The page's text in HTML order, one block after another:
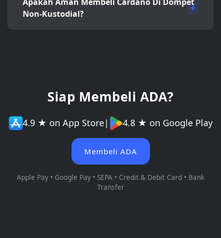
Non-Kustodial?
Siap Membeli ADA?
4.9 ★ on App Store| 4.8 ★ on Google Play
Membeli ADA
Apple Pay • Google Pay • SEPA • Credit & Debit Card • Bank
Transfer